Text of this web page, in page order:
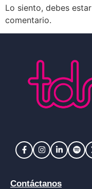
Lo siento, debes estar
comentario.
Contáctanos